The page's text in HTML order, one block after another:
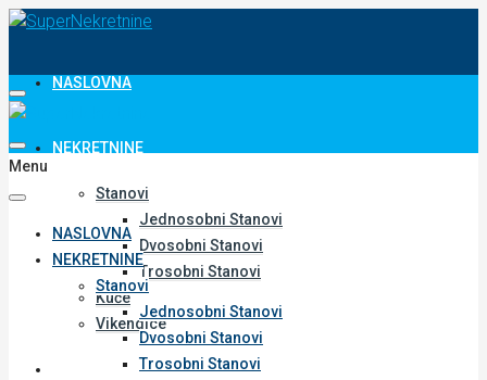
NASLOVNA
NEKRETNINE
Stanovi
Jednosobni Stanovi
Dvosobni Stanovi
Trosobni Stanovi
Kuće
Vikendice
MAPA NEKRETNINA
Menu
NASLOVNA
NEKRETNINE
Stanovi
Jednosobni Stanovi
Dvosobni Stanovi
Trosobni Stanovi